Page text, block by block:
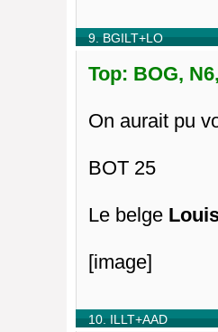
9. BGILT+LO
Top: BOG,
On aurait pu
BOT 25
Le belge
[image]
10. ILLT+AAD